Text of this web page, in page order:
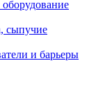
сыпучие
и барьеры